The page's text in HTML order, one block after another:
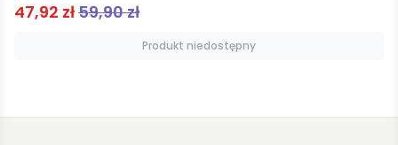
79,90 zł
Dodaj do koszyka